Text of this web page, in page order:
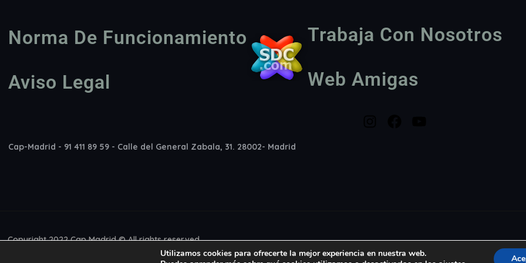
Norma De Funcionamiento
Aviso Legal
Trabaja Con Nosotros
Web Amigas
Cap-Madrid - 91 411 89 59 - Calle del General Zabala, 31. 28002- Madrid
Copyright 2022 Cap Madrid © All rights reserved
Utilizamos cookies para ofrecerte la mejor experiencia en nuestra web.